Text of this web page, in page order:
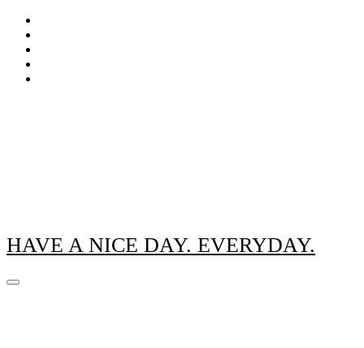
Zum
Inhalt
springen
HAVE A NICE DAY. EVERYDAY.